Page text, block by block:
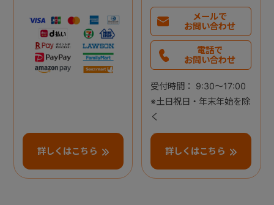
詳しくはこちら
メールで
お問い合わせ
電話で
お問い合わせ
受付時間： 9:30～17:00
※土日祝日・年末年始を除
く
詳しくはこちら